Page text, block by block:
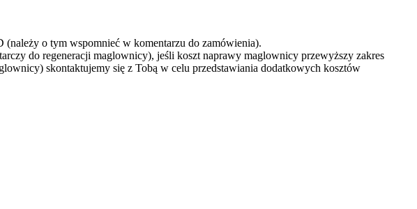
(należy o tym wspomnieć w komentarzu do zamówienia).
do regeneracji maglownicy), jeśli koszt naprawy maglownicy przewyższy zakres
skontaktujemy się z Tobą w celu przedstawiania dodatkowych kosztów